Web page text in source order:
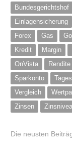
Bundesgerichtshof
Einlagensicherung
Forex
Gas
Kredit
Margin
OnVista
Rendite
Sparkonto
Vergleich
Zinsen
Die neusten